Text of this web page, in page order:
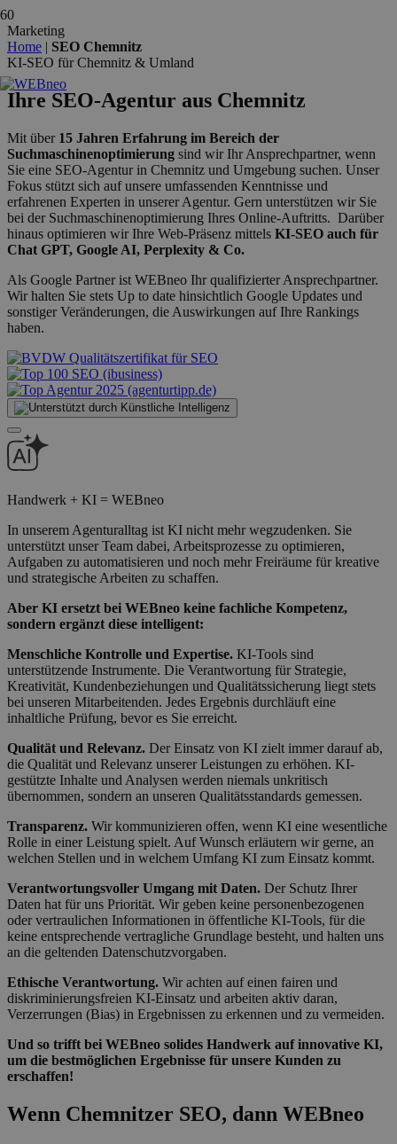
Marketing
Home | SEO Chemnitz
KI-SEO für Chemnitz & Umland
Ihre SEO-Agentur aus Chemnitz
Mit über 15 Jahren Erfahrung im Bereich der
Suchmaschinenoptimierung sind wir Ihr Ansprechpartner, wenn
Sie eine SEO-Agentur in Chemnitz und Umgebung suchen. Unser
Fokus stützt sich auf unsere umfassenden Kenntnisse und
erfahrenen Experten in unserer Agentur. Gern unterstützen wir Sie
bei der Suchmaschinenoptimierung Ihres Online-Auftritts. Darüber
hinaus optimieren wir Ihre Web-Präsenz mittels KI-SEO auch für
Chat GPT, Google AI, Perplexity & Co.
Als Google Partner ist WEBneo Ihr qualifizierter Ansprechpartner.
Wir halten Sie stets Up to date hinsichtlich Google Updates und
sonstiger Veränderungen, die Auswirkungen auf Ihre Rankings
haben.
Handwerk + KI = WEBneo
In unserem Agenturalltag ist KI nicht mehr wegzudenken. Sie
unterstützt unser Team dabei, Arbeitsprozesse zu optimieren,
Aufgaben zu automatisieren und noch mehr Freiräume für kreative
und strategische Arbeiten zu schaffen.
Aber KI ersetzt bei WEBneo keine fachliche Kompetenz,
sondern ergänzt diese intelligent:
Menschliche Kontrolle und Expertise. KI-Tools sind
unterstützende Instrumente. Die Verantwortung für Strategie,
Kreativität, Kundenbeziehungen und Qualitätssicherung liegt stets
bei unseren Mitarbeitenden. Jedes Ergebnis durchläuft eine
inhaltliche Prüfung, bevor es Sie erreicht.
Qualität und Relevanz. Der Einsatz von KI zielt immer darauf ab,
die Qualität und Relevanz unserer Leistungen zu erhöhen. KI-
gestützte Inhalte und Analysen werden niemals unkritisch
übernommen, sondern an unseren Qualitätsstandards gemessen.
Transparenz. Wir kommunizieren offen, wenn KI eine wesentliche
Rolle in einer Leistung spielt. Auf Wunsch erläutern wir gerne, an
welchen Stellen und in welchem Umfang KI zum Einsatz kommt.
Verantwortungsvoller Umgang mit Daten. Der Schutz Ihrer
Daten hat für uns Priorität. Wir geben keine personenbezogenen
oder vertraulichen Informationen in öffentliche KI-Tools, für die
keine entsprechende vertragliche Grundlage besteht, und halten uns
an die geltenden Datenschutzvorgaben.
Ethische Verantwortung. Wir achten auf einen fairen und
diskriminierungsfreien KI-Einsatz und arbeiten aktiv daran,
Verzerrungen (Bias) in Ergebnissen zu erkennen und zu vermeiden.
Und so trifft bei WEBneo solides Handwerk auf innovative KI,
um die bestmöglichen Ergebnisse für unsere Kunden zu
erschaffen!
Wenn Chemnitzer SEO, dann WEBneo